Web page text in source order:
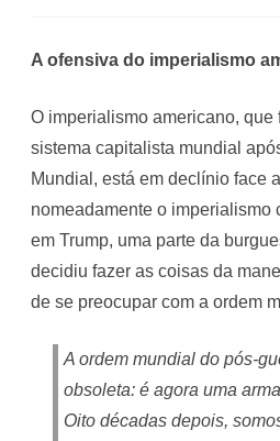
A ofensiva do imperialismo
O imperialismo americano, que
sistema capitalista mundial
Mundial, está em declínio face
nomeadamente o imperialismo
em Trump, uma parte da
decidiu fazer as coisas da
de se preocupar com a ordem
A ordem mundial do pós-
obsoleta: é agora uma
Oito décadas depois,